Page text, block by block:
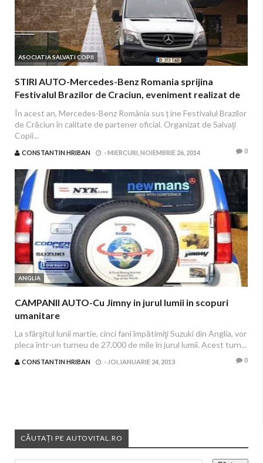
ASOCIATIA SALVATI COPII
STIRI AUTO-Mercedes-Benz Romania sprijina
Festivalul Brazilor de Craciun, eveniment realizat de
Organizatia Salvati Copiii
În acest an, Mercedes-Benz România sus ț ine Festivalul Brazilor
de Crăciun în calitate de partener oficial. Organizat de Salvaţi
Copii...
CONSTANTIN HRIBAN -MIERCURI, NOIEMBRIE 26, 2014 0
ANGLIA
CAMPANII AUTO-Cu Jimny in jurul lumii in scopuri
umanitare
La sfârşitul lunii martie, cinci fani împătimiţi Suzuki din Anglia, vor
pleca într-un turneu de 27,000 de mile în jurul lumii. Acest turn...
CONSTANTIN HRIBAN - JOI, IANUARIE 24, 2013 0
CĂUTAȚI PE AUTOVITAL.RO